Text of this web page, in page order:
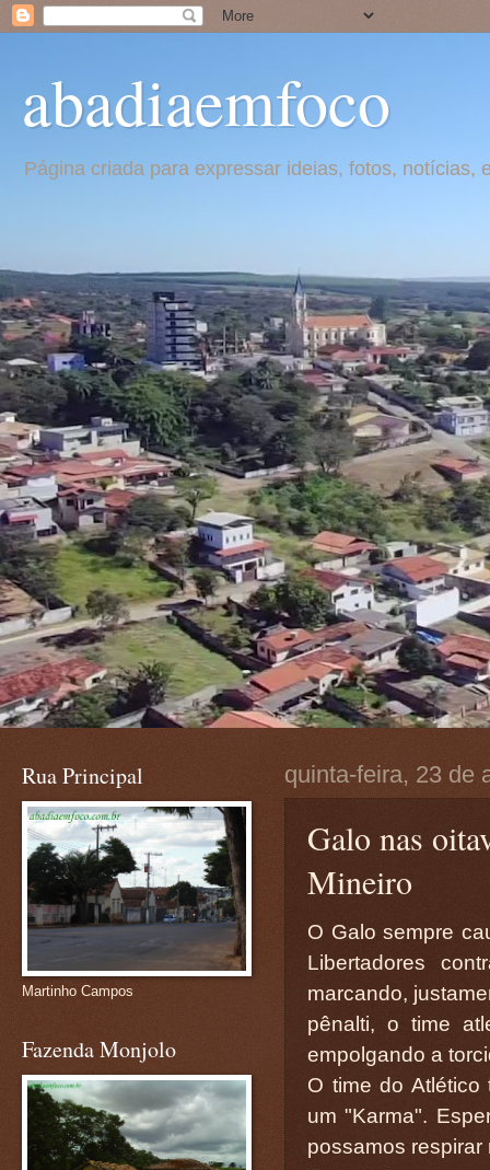
abadiaemfoco
Página criada para expressar ideias, fotos,
quinta-feira, 23 de
Galo nas
Mineiro
O Galo sempre
Libertadores
marcando,
pênalti, o time
empolgando a
O time do
um "Karma".
possamos respirar
Rua Principal
Martinho Campos
Fazenda Monjolo